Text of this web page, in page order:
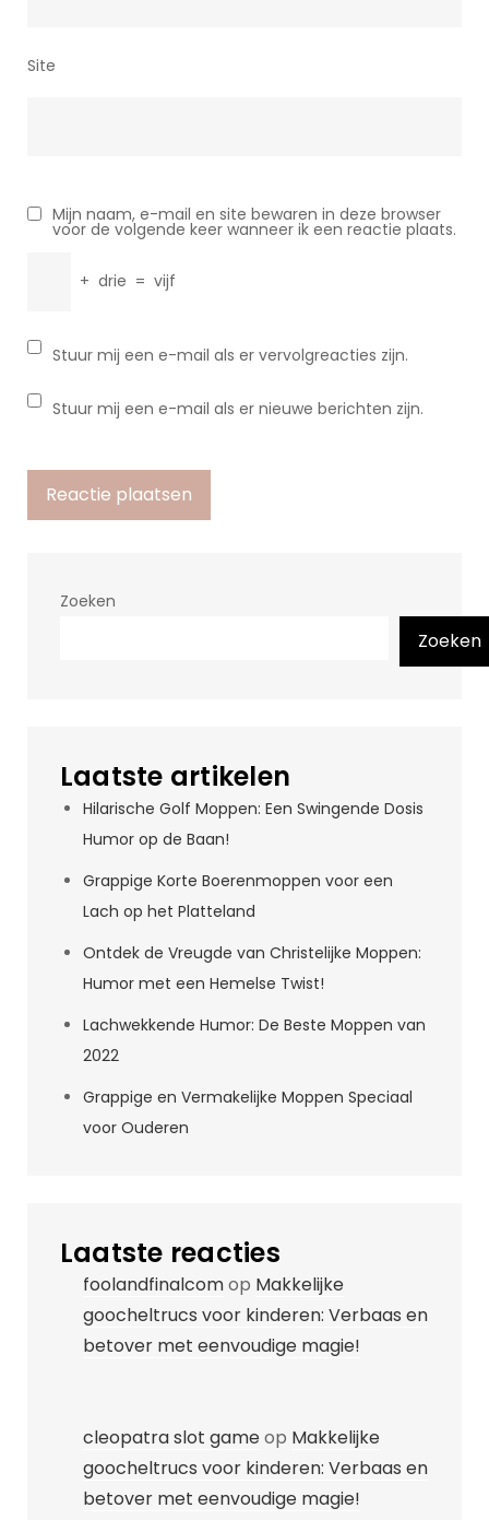
Site
Mijn naam, e-mail en site bewaren in deze browser
voor de volgende keer wanneer ik een reactie plaats.
+ drie = vijf
Stuur mij een e-mail als er vervolgreacties zijn.
Stuur mij een e-mail als er nieuwe berichten zijn.
Zoeken
Zoeken
Laatste artikelen
Hilarische Golf Moppen: Een Swingende Dosis
Humor op de Baan!
Grappige Korte Boerenmoppen voor een
Lach op het Platteland
Ontdek de Vreugde van Christelijke Moppen:
Humor met een Hemelse Twist!
Lachwekkende Humor: De Beste Moppen van
2022
Grappige en Vermakelijke Moppen Speciaal
voor Ouderen
Laatste reacties
foolandfinalcomop Makkelijke
goocheltrucs voor kinderen: Verbaas en
betover met eenvoudige magie!
cleopatra slot gameop Makkelijke
goocheltrucs voor kinderen: Verbaas en
betover met eenvoudige magie!